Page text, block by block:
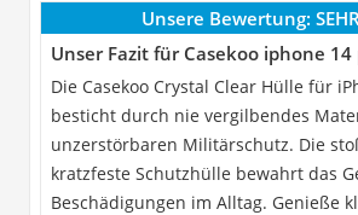
Unsere Bewertung:
Unser Fazit für Casekoo iphone 14
Die Casekoo Crystal Clear Hülle für
besticht durch nie vergilbendes
unzerstörbaren Militärschutz. Die
kratzfeste Schutzhülle bewahrt das
Beschädigungen im Alltag. Genieße